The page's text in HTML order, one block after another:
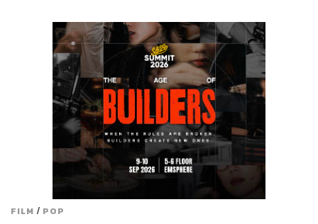
FILM / POP